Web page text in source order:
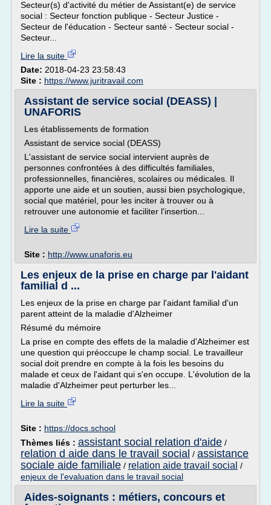
Secteur(s) d'activité du métier de Assistant(e) de service
social : Secteur fonction publique - Secteur Justice -
Secteur de l'éducation - Secteur santé - Secteur social -
Secteur...
Lire la suite
Date: 2018-04-23 23:58:43
Site : https://www.juritravail.com
Assistant de service social (DEASS) |
UNAFORIS
Les établissements de formation
Assistant de service social (DEASS)
L'assistant de service social intervient auprès de
personnes confrontées à des difficultés familiales,
professionnelles, financières, scolaires ou médicales. Il
apporte une aide et un soutien, aussi bien psychologique,
social que matériel, pour les inciter à trouver ou à
retrouver une autonomie et faciliter l'insertion...
Lire la suite
Site : http://www.unaforis.eu
Les enjeux de la prise en charge par l'aidant
familial d ...
Les enjeux de la prise en charge par l'aidant familial d'un
parent atteint de la maladie d'Alzheimer
Résumé du mémoire
La prise en compte des effets de la maladie d'Alzheimer est
une question qui préoccupe le champ social. Le travailleur
social doit prendre en compte à la fois les besoins du
malade et ceux de l'aidant qui s'en occupe. L'évolution de la
maladie d'Alzheimer peut perturber les...
Lire la suite
Site : https://docs.school
Thèmes liés : assistant social relation d'aide /
relation d aide dans le travail social / assistance
sociale aide familiale / relation aide travail social /
enjeux de l'evaluation dans le travail social
Aides-soignants : métiers, concours et